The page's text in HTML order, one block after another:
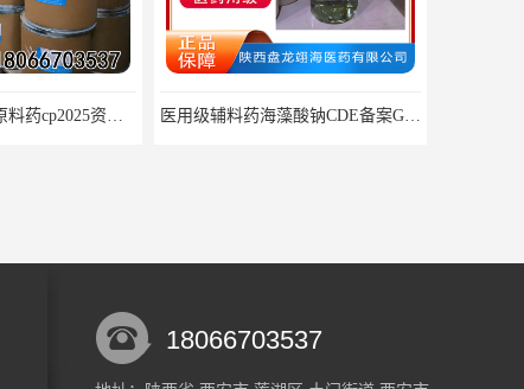
医用级辅料药海藻酸钠CDE备案GMP COA质检 药用级过氧化辅料25kg/桶 CDE备案CP20药典标准
18066703537